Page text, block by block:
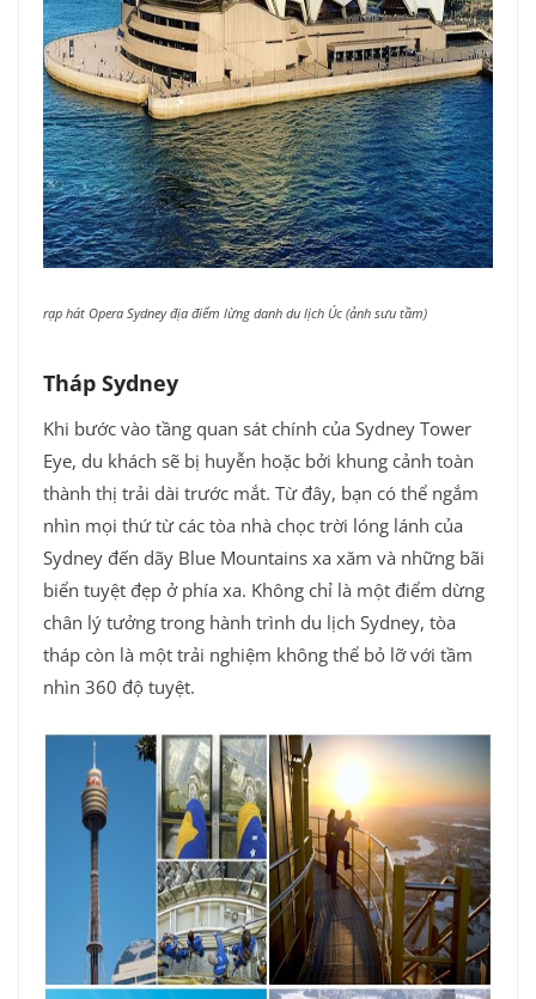
rạp hát Opera Sydney địa điểm lừng danh du lịch Úc (ảnh sưu tầm)
Tháp Sydney
Khi bước vào tầng quan sát chính của Sydney Tower
Eye, du khách sẽ bị huyễn hoặc bởi khung cảnh toàn
thành thị trải dài trước mắt. Từ đây, bạn có thể ngắm
nhìn mọi thứ từ các tòa nhà chọc trời lóng lánh của
Sydney đến dãy Blue Mountains xa xăm và những bãi
biển tuyệt đẹp ở phía xa. Không chỉ là một điểm dừng
chân lý tưởng trong hành trình du lịch Sydney, tòa
tháp còn là một trải nghiệm không thể bỏ lỡ với tầm
nhìn 360 độ tuyệt.